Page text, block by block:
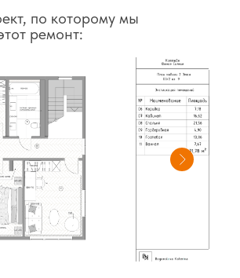
по которому мы
ремонт: